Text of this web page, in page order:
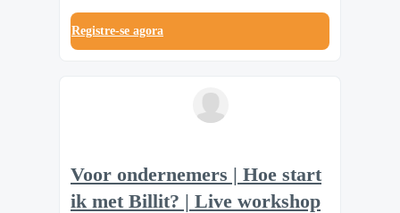
Registre-se agora
Voor ondernemers | Hoe start
ik met Billit? | Live workshop